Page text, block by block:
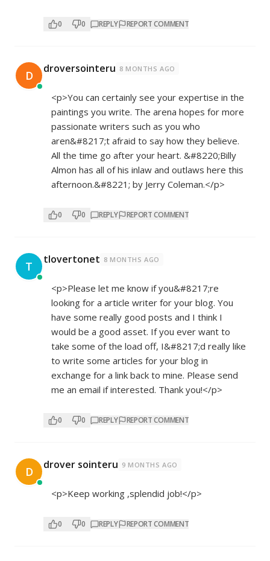
0 0 REPLY REPORT COMMENT
D droversointeru 8 MONTHS AGO
<p>You can certainly see your expertise in the
paintings you write. The arena hopes for more
passionate writers such as you who
aren&#8217;t afraid to say how they believe.
All the time go after your heart. &#8220;Billy
Almon has all of his inlaw and outlaws here this
afternoon.&#8221; by Jerry Coleman.</p>
0 0 REPLY REPORT COMMENT
T tlovertonet 8 MONTHS AGO
<p>Please let me know if you&#8217;re
looking for a article writer for your blog. You
have some really good posts and I think I
would be a good asset. If you ever want to
take some of the load off, I&#8217;d really like
to write some articles for your blog in
exchange for a link back to mine. Please send
me an email if interested. Thank you!</p>
0 0 REPLY REPORT COMMENT
D drover sointeru 9 MONTHS AGO
<p>Keep working ,splendid job!</p>
0 0 REPLY REPORT COMMENT